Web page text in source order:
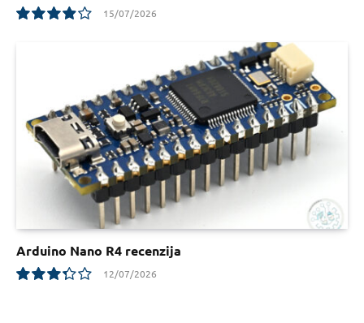
15/07/2026
Arduino Nano R4 recenzija
12/07/2026